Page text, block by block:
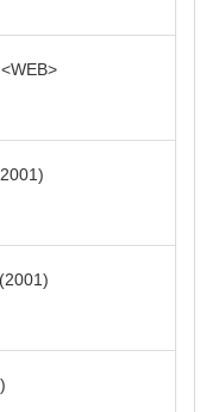
WEB
2001
2001